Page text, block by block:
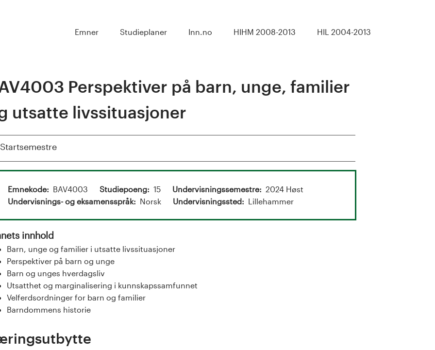
Emner Studieplaner Inn.no HIHM 2008-2013 HIL 2004-2013
Perspektiver på barn, unge, familier
utsatte livssituasjoner
Vis
Startsemestre
Emnekode BAV4003 Studiepoeng 15 Undervisningssemestre
2024 Høst
Undervisnings- og eksamensspråk
Norsk Undervisningssted Lillehammer
innhold
Barn, unge og familier i utsatte livssituasjoner
Perspektiver på barn og unge
Barn og unges hverdagsliv
Utsatthet og marginalisering i kunnskapssamfunnet
Velferdsordninger for barn og familier
Barndommens historie